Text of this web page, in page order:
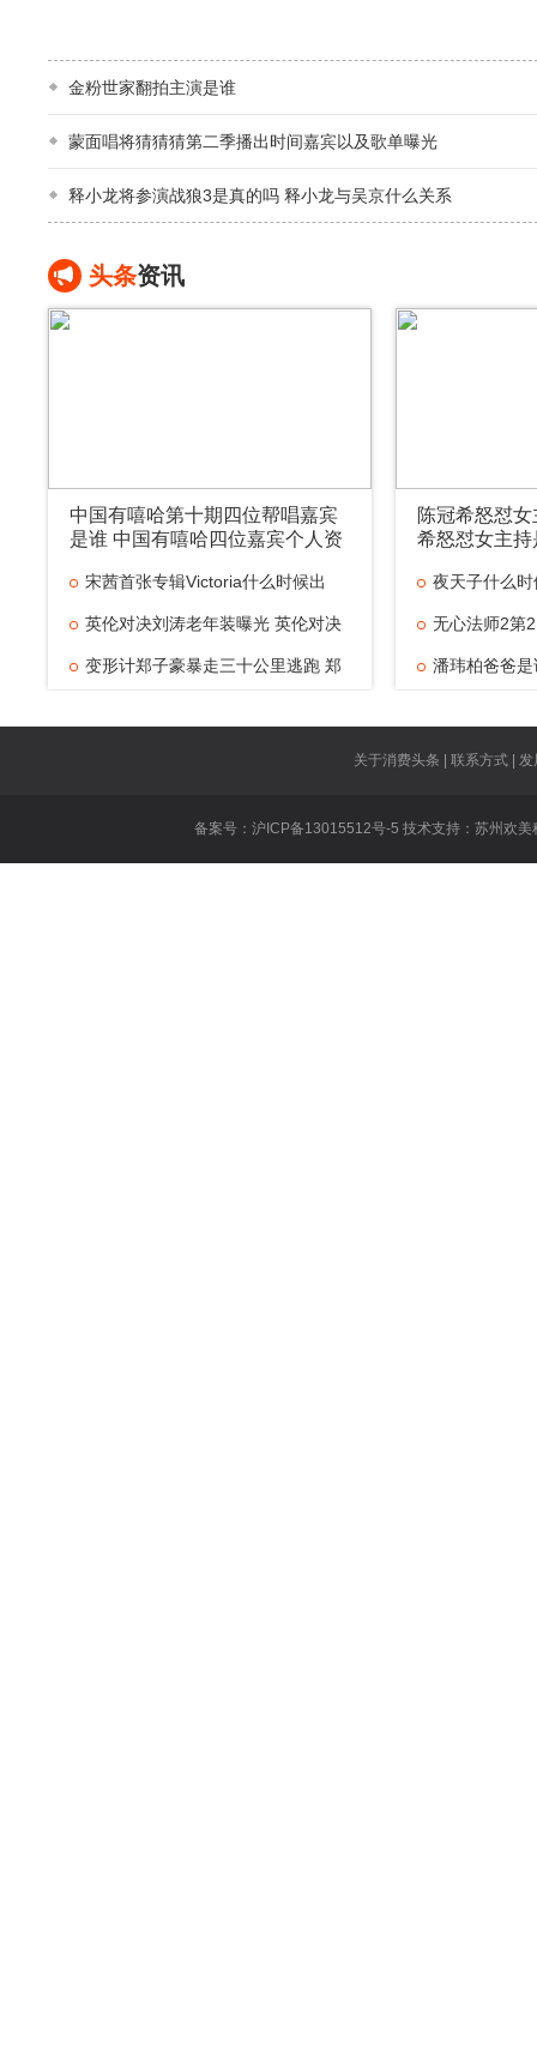
金粉世家翻拍主演是谁
蒙面唱将猜猜猜第二季播出时间嘉宾以及歌单曝光
释小龙将参演战狼3是真的吗 释小龙与吴京什么关系
头条资讯
中国有嘻哈第十期四位帮唱嘉宾
是谁 中国有嘻哈四位嘉宾个人资
宋茜首张专辑Victoria什么时候出
英伦对决刘涛老年装曝光 英伦对决
变形计郑子豪暴走三十公里逃跑 郑
陈冠希怒怼
希怒怼女主持
夜天子什么
无心法师2第
潘玮柏爸爸
大张伟新歌
乐无证之罪所
关于消费头条 | 联系方式 |
备案号：沪ICP备13015512号-5 技术支持： 苏州欢美